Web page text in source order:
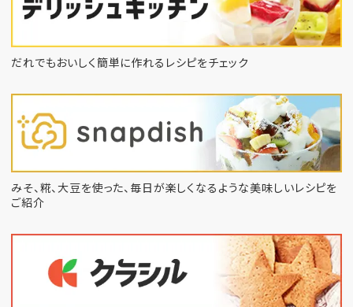
だれでもおいしく簡単に作れるレシピをチェック
みそ、糀、大豆を使った、毎日が楽しくなるような美味しいレシピを
ご紹介